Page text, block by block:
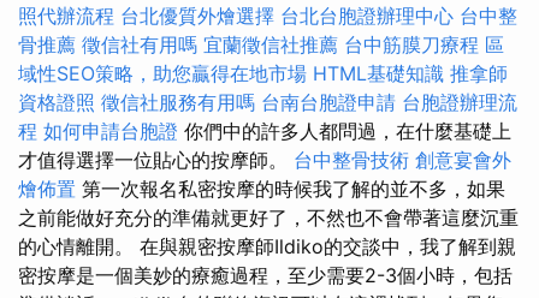
照代辦流程 台北優質外燴選擇 台北台胞證辦理中心 台中整
骨推薦 徵信社有用嗎 宜蘭徵信社推薦 台中筋膜刀療程 區
域性SEO策略，助您贏得在地市場 HTML基礎知識 推拿師
資格證照 徵信社服務有用嗎 台南台胞證申請 台胞證辦理流
程 如何申請台胞證 你們中的許多人都問過，在什麼基礎上
才值得選擇一位貼心的按摩師。 台中整骨技術 創意宴會外
燴佈置 第一次報名私密按摩的時候我了解的並不多，如果
之前能做好充分的準備就更好了，不然也不會帶著這麼沉重
的心情離開。 在與親密按摩師Ildiko的交談中，我了解到親
密按摩是一個美妙的療癒過程，至少需要2-3個小時，包括